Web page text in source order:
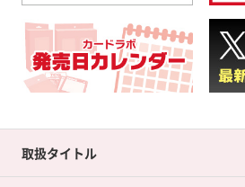
取扱タイトル